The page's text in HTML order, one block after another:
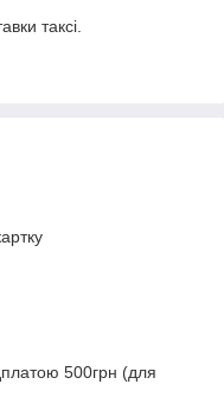
таксі.
500грн (для